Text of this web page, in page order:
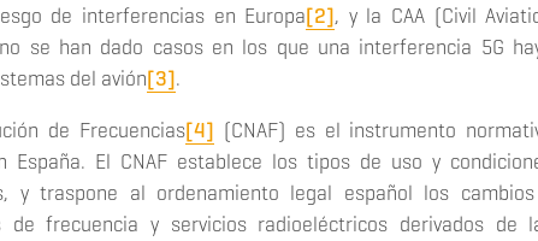
de interferencias en Europa[2], y la CAA (Civil
se han dado casos en los que una interferencia 5G
del avión[3].
de Frecuencias[4] (CNAF) es el instrumento
El CNAF establece los tipos de uso y
y traspone al ordenamiento legal español los
frecuencia y servicios radioeléctricos derivados de